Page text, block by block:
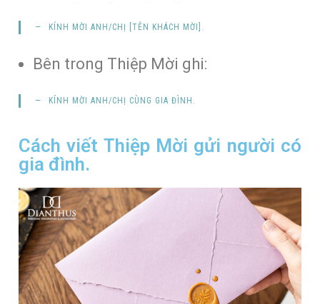
KÍNH MỜI ANH/CHỊ TÊN KHÁCH MỜI ].
Bên trong Thiệp Mời ghi:
KÍNH MỜI ANH/CHỊ CÙNG GIA ĐÌNH .
Cách viết Thiệp Mời gửi người có
gia đình.